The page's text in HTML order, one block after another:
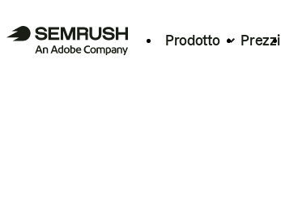
Prodotto Prezzi